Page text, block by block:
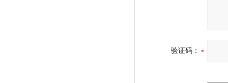
验证码：